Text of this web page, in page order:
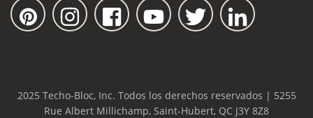
2025 Techo-Bloc, Inc. Todos los derechos reservados | 5255
Rue Albert Millichamp, Saint-Hubert, QC J3Y 8Z8